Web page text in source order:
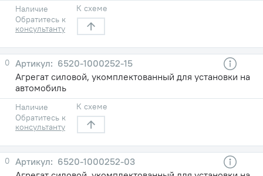
Наличие
Обратитесь к
консультанту
К схеме
0
6520-1000252-15
Агрегат силовой, укомплектованный для установки на
автомобиль
Наличие
Обратитесь к
консультанту
К схеме
0
6520-1000252-03